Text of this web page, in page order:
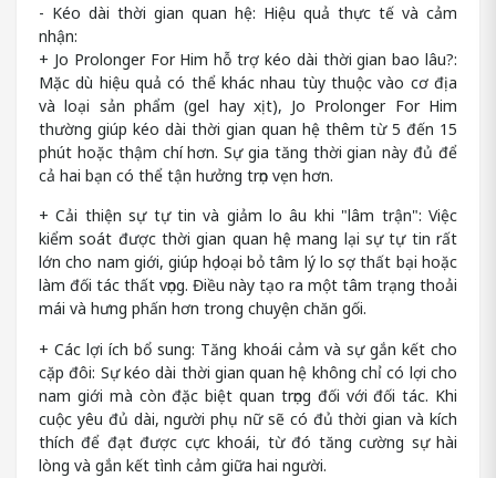
- Kéo dài thời gian quan hệ: Hiệu quả thực tế và cảm
nhận:
+ Jo Prolonger For Him hỗ trợ kéo dài thời gian bao lâu?:
Mặc dù hiệu quả có thể khác nhau tùy thuộc vào cơ địa
và loại sản phẩm (gel hay xịt), Jo Prolonger For Him
thường giúp kéo dài thời gian quan hệ thêm từ 5 đến 15
phút hoặc thậm chí hơn. Sự gia tăng thời gian này đủ để
cả hai bạn có thể tận hưởng trọn vẹn hơn.
+ Cải thiện sự tự tin và giảm lo âu khi "lâm trận": Việc
kiểm soát được thời gian quan hệ mang lại sự tự tin rất
lớn cho nam giới, giúp họ loại bỏ tâm lý lo sợ thất bại hoặc
làm đối tác thất vọng. Điều này tạo ra một tâm trạng thoải
mái và hưng phấn hơn trong chuyện chăn gối.
+ Các lợi ích bổ sung: Tăng khoái cảm và sự gắn kết cho
cặp đôi: Sự kéo dài thời gian quan hệ không chỉ có lợi cho
nam giới mà còn đặc biệt quan trọng đối với đối tác. Khi
cuộc yêu đủ dài, người phụ nữ sẽ có đủ thời gian và kích
thích để đạt được cực khoái, từ đó tăng cường sự hài
lòng và gắn kết tình cảm giữa hai người.